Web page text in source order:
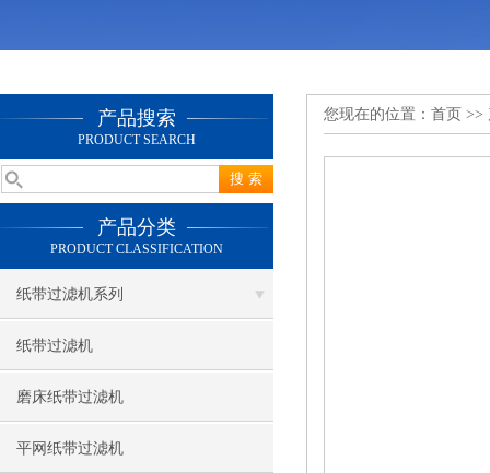
产品搜索
PRODUCT SEARCH
产品分类
PRODUCT CLASSIFICATION
纸带过滤机系列
纸带过滤机
磨床纸带过滤机
平网纸带过滤机
您现在的位置： 首页 >>